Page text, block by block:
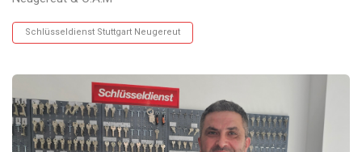
Schlüsseldienst Stuttgart Neugereut